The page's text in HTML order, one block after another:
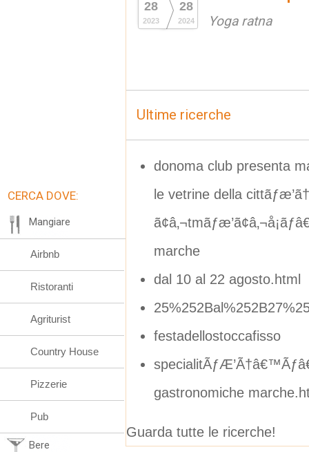
28
2023
28
2024 Yoga ratna
Ultime ricerche
donoma club presenta
le vetrine della
marche
dal 10 al 22 agosto.html
festadellostoccafisso
gastronomiche
Guarda tutte le ricerche!
CERCA DOVE:
Mangiare
Airbnb
Ristoranti
Agriturist
Country House
Pizzerie
Pub
Bere